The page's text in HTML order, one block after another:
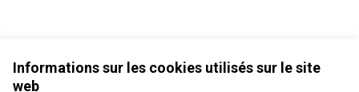
Informations sur les cookies utilisés sur le site
web